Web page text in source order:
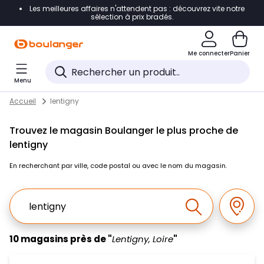
Accéder directement à la navigation
Accéder directement au pied de page
Accéder directement au chatbot
Les meilleures affaires n'attendent pas : découvrez vite notre
sélection à prix bradés.
Me connecterPanier
Menu
Skip to content
Return to Nav
Accueil lentigny
Trouvez le magasin Boulanger le plus proche de
lentigny
En recherchant par ville, code postal ou avec le nom du magasin.
Ville, Region, Code postal ou Ville & Pays
Effectuer la
10 magasins près de "Lentigny, Loire"